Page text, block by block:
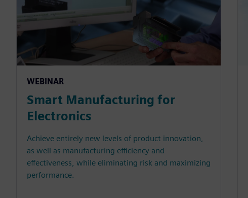
WEBINAR
Smart Manufacturing for
Electronics
Achieve entirely new levels of product innovation,
as well as manufacturing efficiency and
effectiveness, while eliminating risk and maximizing
performance.